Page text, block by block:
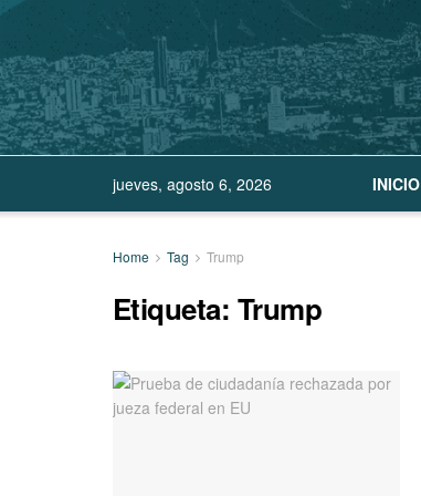
jueves, agosto 6, 2026 INICIO
Home Tag Trump
Etiqueta: Trump